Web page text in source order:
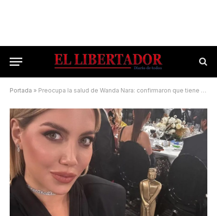
Portada » Preocupa la salud de Wanda Nara: confirmaron que tiene leucemia